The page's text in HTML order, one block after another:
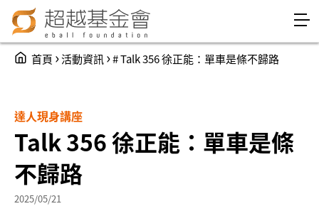
Jump to Navigation
Jump to Main content
You are here
首頁 ›活動資訊 ›# Talk 356 徐正能：單車是條不歸路
達人現身講座
Talk 356 徐正能：單車是條
不歸路
2025/05/21